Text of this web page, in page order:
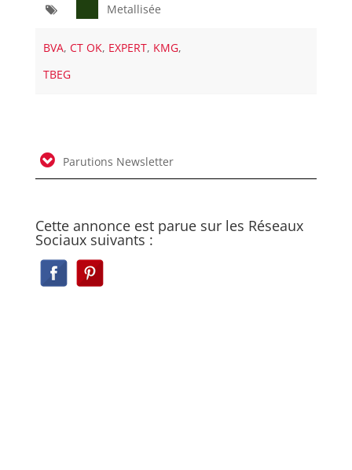
Metallisée
BVA,CT OK, EXPERT, KMG,
TBEG
Parutions Newsletter
Cette annonce est parue sur les Réseaux
Sociaux suivants :